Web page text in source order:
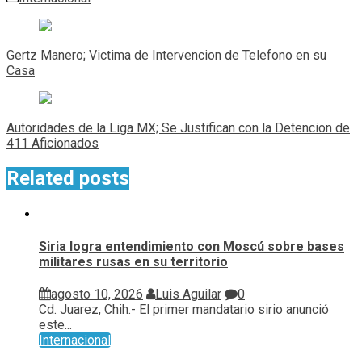
Navegación
de
entradas
Gertz Manero; Victima de Intervencion de Telefono en su
Casa
Autoridades de la Liga MX; Se Justifican con la Detencion de
411 Aficionados
Related posts
Siria logra entendimiento con Moscú sobre bases
militares rusas en su territorio
agosto 10, 2026 Luis Aguilar
0
Cd. Juarez, Chih.- El primer mandatario sirio anunció
este...
Internacional